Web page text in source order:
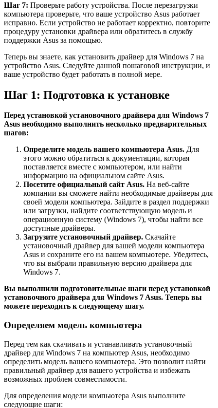
Шаг 7: Проверьте работу устройства. После перезагрузки
компьютера проверьте, что ваше устройство Asus работает
исправно. Если устройство не работает корректно, повторите
процедуру установки драйвера или обратитесь в службу
поддержки Asus за помощью.
Теперь вы знаете, как установить драйвер для Windows 7 на
устройство Asus. Следуйте данной пошаговой инструкции, и
ваше устройство будет работать в полной мере.
Шаг 1: Подготовка к установке
Перед установкой установочного драйвера для Windows 7
Asus необходимо выполнить несколько предварительных
шагов:
Определите модель вашего компьютера Asus. Для
этого можно обратиться к документации, которая
поставляется вместе с компьютером, или найти
информацию на официальном сайте Asus.
Посетите официальный сайт Asus. На веб-сайте
компании вы сможете найти необходимые драйверы для
своей модели компьютера. Зайдите в раздел поддержки
или загрузки, найдите соответствующую модель и
операционную систему (Windows 7), чтобы найти все
доступные драйверы.
Загрузите установочный драйвер. Скачайте
установочный драйвер для вашей модели компьютера
Asus и сохраните его на вашем компьютере. Убедитесь,
что вы выбрали правильную версию драйвера для
Windows 7.
Вы выполнили подготовительные шаги перед установкой
установочного драйвера для Windows 7 Asus. Теперь вы
можете переходить к следующему шагу.
Определяем модель компьютера
Перед тем как скачивать и устанавливать установочный
драйвер для Windows 7 на компьютер Asus, необходимо
определить модель вашего компьютера. Это позволит найти
правильный драйвер для вашего устройства и избежать
возможных проблем совместимости.
Для определения модели компьютера Asus выполните
следующие шаги: